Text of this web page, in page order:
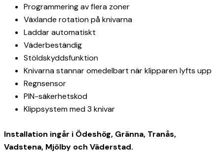
Programmering av flera zoner
Växlande rotation på knivarna
Laddar automatiskt
Väderbeständig
Stöldskyddsfunktion
Knivarna stannar omedelbart när klipparen lyfts upp
Regnsensor
PIN-säkerhetskod
Klippsystem med 3 knivar
Installation ingår i Ödeshög, Gränna, Tranås,
Vadstena, Mjölby och Väderstad.